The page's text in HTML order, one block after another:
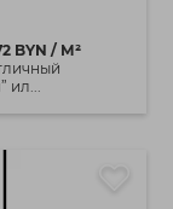
BYN / М²